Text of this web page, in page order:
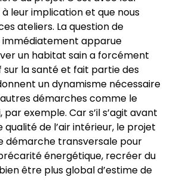
leur implication et que nous
ateliers. La question de
immédiatement apparue
un habitat sain a forcément
la santé et fait partie des
un dynamisme nécessaire
démarches comme le
par exemple. Car s’il s’agit avant
de l’air intérieur, le projet
démarche transversale pour
énergétique, recréer du
être plus global d’estime de